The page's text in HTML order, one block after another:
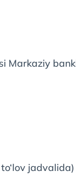
Markaziy
jadvalida)